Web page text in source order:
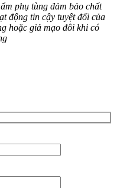
phụ tùng đảm bảo chất
động tin cậy tuyệt đối của
hoặc giả mạo đôi khi có